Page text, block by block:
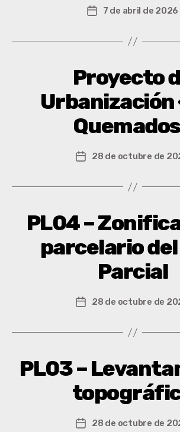
7 de abril de 2026
Proyecto
Urbanización
28 de octubre de
PL04 –
parcelario
Parcial
28 de octubre de
PL03 –
28 de octubre de